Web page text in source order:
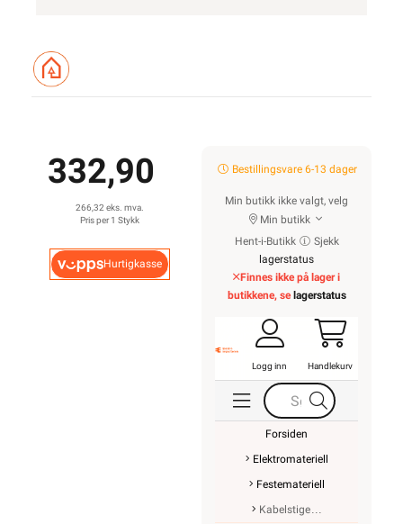
332,90
266,32 eks. mva.
Pris per 1 Stykk
Hurtigkasse
Bestillingsvare 6-13 dager
Min butikk ikke valgt, velg
Min butikk
Hent-i-Butikk
Sjekk
lagerstatus
Finnes ikke på lager i
butikkene, se lagerstatus
Logg inn Handlekurv
Forsiden
Elektromateriell
Festemateriell
Kabelstige